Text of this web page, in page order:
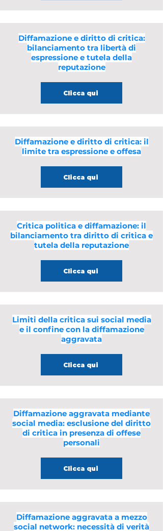
Diffamazione e diritto di critica:
bilanciamento tra libertà di
espressione e tutela della
reputazione
Clicca qui
Diffamazione e diritto di critica: il
limite tra espressione e offesa
Clicca qui
Critica politica e diffamazione: il
bilanciamento tra diritto di critica e
tutela della reputazione
Clicca qui
Limiti della critica sui social media
e il confine con la diffamazione
aggravata
Clicca qui
Diffamazione aggravata mediante
social media: esclusione del diritto
di critica in presenza di offese
personali
Clicca qui
Diffamazione aggravata a mezzo
social network: necessità di verità